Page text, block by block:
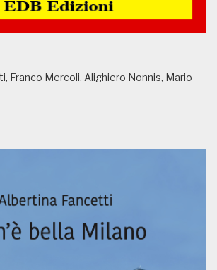
Franco Mercoli, Alighiero Nonnis, Mario